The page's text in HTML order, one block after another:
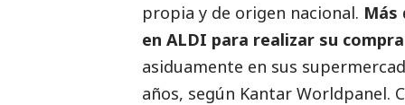
propia y de origen nacional. Más
en ALDI para realizar su
asiduamente en sus
años, según Kantar Worldpanel.